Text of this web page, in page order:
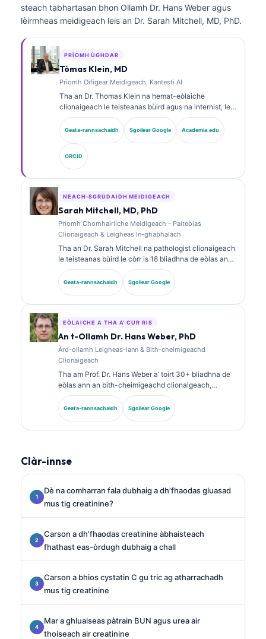
steach tabhartasan bhon Ollamh Dr. Hans Weber agus
lèirmheas meidigeach leis an Dr. Sarah Mitchell, MD, PhD.
PRÌOMH ÙGHDAR
Tòmas Klein, MD
Prìomh Oifigear Meidigeach, Kantesti AI
Tha an Dr. Thomas Klein na hemat-eòlaiche
clionaigeach le teisteanas bùird agus na internist, le
còrr is 15 bliadhna de eòlas ann an leigheas-lann
agus mion-sgrùdadh clionaigeach le taic bho AI. Mar
Àrd Oifigear Meidigeach aig Kantesti AI, tha e a’ toirt
seachad stiùireadh clionaigeach air cruinneas
meidigeach an lìonra neural prìobhaideach. Tha an
Dr. Klein air foillseachadh gu farsaing air mìneachadh
bith-chomharraidhean agus breithneachadh obair-
lann air cuspairean ann an leigheas-lann.
Geata-rannsachaidh Sgoilear Google Academia.edu
ORCID
NEACH-SGRÙDAIDH MEIDIGEACH
Sarah Mitchell, MD, PhD
Prìomh Chomhairliche Meidigeach - Paiteòlas
Clionaigeach & Leigheas In-ghabhalach
Tha an Dr. Sarah Mitchell na pathologist clionaigeach
le teisteanas bùird le còrr is 18 bliadhna de eòlas ann
an leigheas-lann agus mion-sgrùdadh
breithneachaidh. Tha teisteanasan sònraichte aice
ann an ceimigeachd clionaigeach agus tha i air
clionaigeach.
Geata-rannsachaidh Sgoilear Google
EÒLAICHE A THA A’ CUR RIS
An t-Ollamh Dr. Hans Weber, PhD
Àrd-ollamh Leigheas-lann & Bith-cheimigeachd
Clionaigeach
Tha am Prof. Dr. Hans Weber a’ toirt 30+ bliadhna de
eòlas ann an bith-cheimigeachd clionaigeach,
leigheas-lann, agus rannsachadh biomarkers. B’ e
seann Cheann-suidhe Comann Ceimigeachd
Clionaigeach na Gearmailt a bh’ ann, agus tha e gu
Geata-rannsachaidh Sgoilear Google
Clàr-innse
Dè na comharran fala dubhaig a dh’fhaodas gluasad
mus tig creatinine?
Carson a dh’fhaodas creatinine àbhaisteach
fhathast eas-òrdugh dubhaig a chall
Carson a bhios cystatin C gu tric ag atharrachadh
mus tig creatinine
Mar a ghluaiseas pàtrain BUN agus urea air
thoiseach air creatinine